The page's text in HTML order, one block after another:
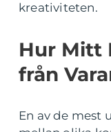
kreativiteten.
Hur Mitt
från
En av de mest